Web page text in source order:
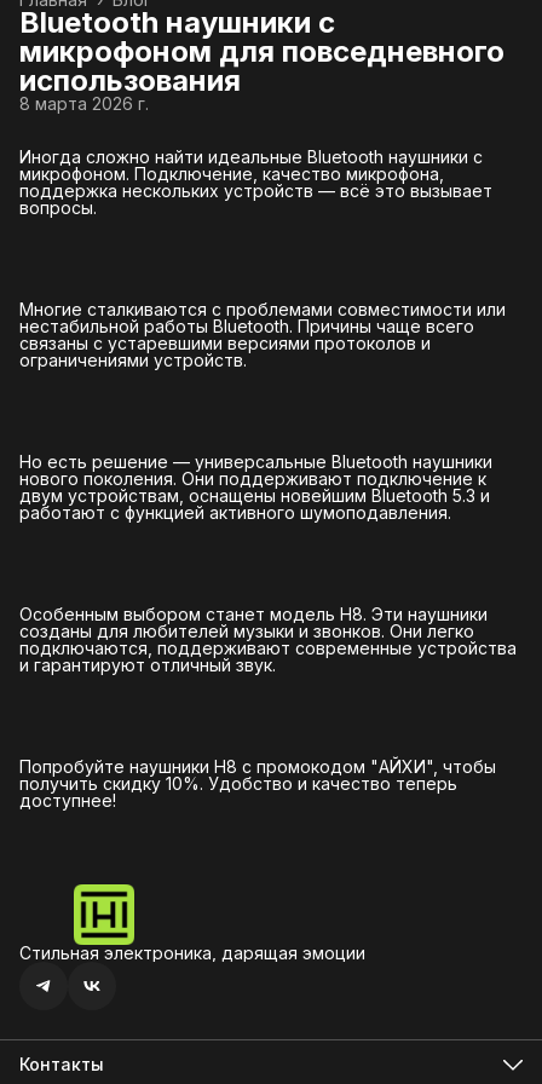
Bluetooth наушники с
микрофоном для повседневного
использования
8 марта 2026 г.
Иногда сложно найти идеальные Bluetooth наушники с
микрофоном. Подключение, качество микрофона,
поддержка нескольких устройств — всё это вызывает
вопросы.
Многие сталкиваются с проблемами совместимости или
нестабильной работы Bluetooth. Причины чаще всего
связаны с устаревшими версиями протоколов и
ограничениями устройств.
Но есть решение — универсальные Bluetooth наушники
нового поколения. Они поддерживают подключение к
двум устройствам, оснащены новейшим Bluetooth 5.3 и
работают с функцией активного шумоподавления.
Особенным выбором станет модель H8. Эти наушники
созданы для любителей музыки и звонков. Они легко
подключаются, поддерживают современные устройства
и гарантируют отличный звук.
Попробуйте наушники H8 с промокодом "АЙХИ", чтобы
получить скидку 10%. Удобство и качество теперь
доступнее!
Стильная электроника, дарящая эмоции
Контакты